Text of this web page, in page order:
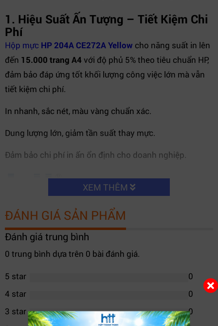
1. Hiệu Suất Ấn Tượng – Tiết Kiệm Chi
Phí
Hộp mực HP 204A CE272A Yellow cho năng suất in lên
đến 15.000 trang A4 với độ phủ 5% theo tiêu chuẩn HP,
đảm bảo đáp ứng tốt khối lượng công việc lớn mà vẫn
tiết kiệm chi phí.
In nhanh, sắc nét, màu vàng chuẩn xác.
Dung lượng lớn, giảm tần suất thay mực.
Đảm bảo chi phí in ấn ổn định cho doanh nghiệp.
XEM THÊM
ĐÁNH GIÁ SẢN PHẨM
Đánh giá trung bình
0 trung bình dựa trên 0 bài đánh giá.
5 star
0
4 star
0
3 star
0